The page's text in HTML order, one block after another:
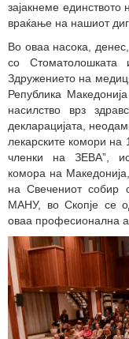
зајакнеме
враќање на нашиот
Во оваа насока,
со
Здружението на
Република
насилство врз
декларацијата,
лекарските комори на
членки на ЗЕВА”,
комора на
на Свечениот собир
МАНУ, во Скопје се
оваа професионална